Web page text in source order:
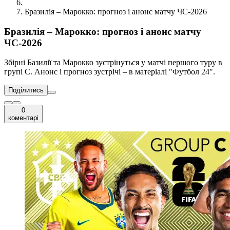
Бразилія – Марокко: прогноз і анонс матчу ЧС-2026
Бразилія – Марокко: прогноз і анонс матчу
ЧС-2026
Збірні Базилії та Марокко зустрінуться у матчі першого туру в
групі C. Анонс і прогноз зустрічі – в матеріалі "Футбол 24".
Поділитись
0
коментарі